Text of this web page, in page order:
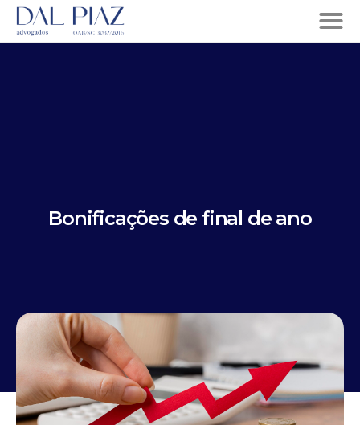
Bonificações de final de ano